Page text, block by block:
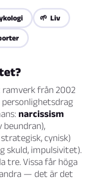
🌱 Liv
från 2002
narcissism
beundran),
cynisk)
skuld, impulsivitet).
tre. Vissa får höga
— det är det